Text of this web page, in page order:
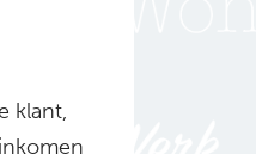
klant,